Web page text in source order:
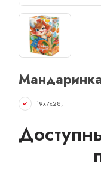
ОТЗЫВЫ
КОНТАКТЫ
19х7х28;